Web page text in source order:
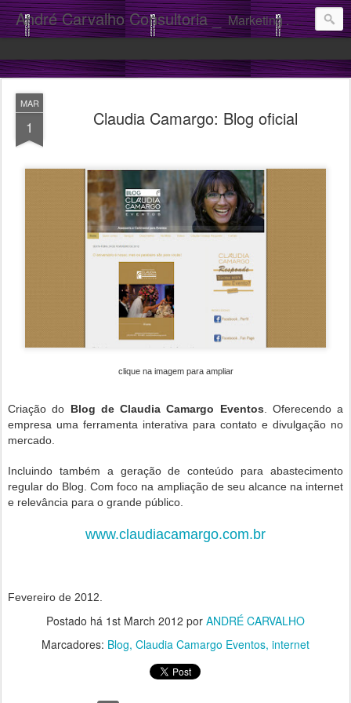
André Carvalho Consultoria _ Marketing . Comunicação
MAR
1 Claudia Camargo: Blog oficial
clique na imagem para ampliar
Criação do Blog de Claudia Camargo Eventos . Oferecendo a
empresa uma ferramenta interativa para contato e divulgação no
mercado.
Incluindo também a geração de conteúdo para abastecimento
regular do Blog. Com foco na ampliação de seu alcance na internet
e relevância para o grande público.
www.claudiacamargo.com.br
Fevereiro de 2012.
Postado há 1st March 2012 por ANDRÉ CARVALHO
Marcadores: Blog Claudia Camargo Eventos internet